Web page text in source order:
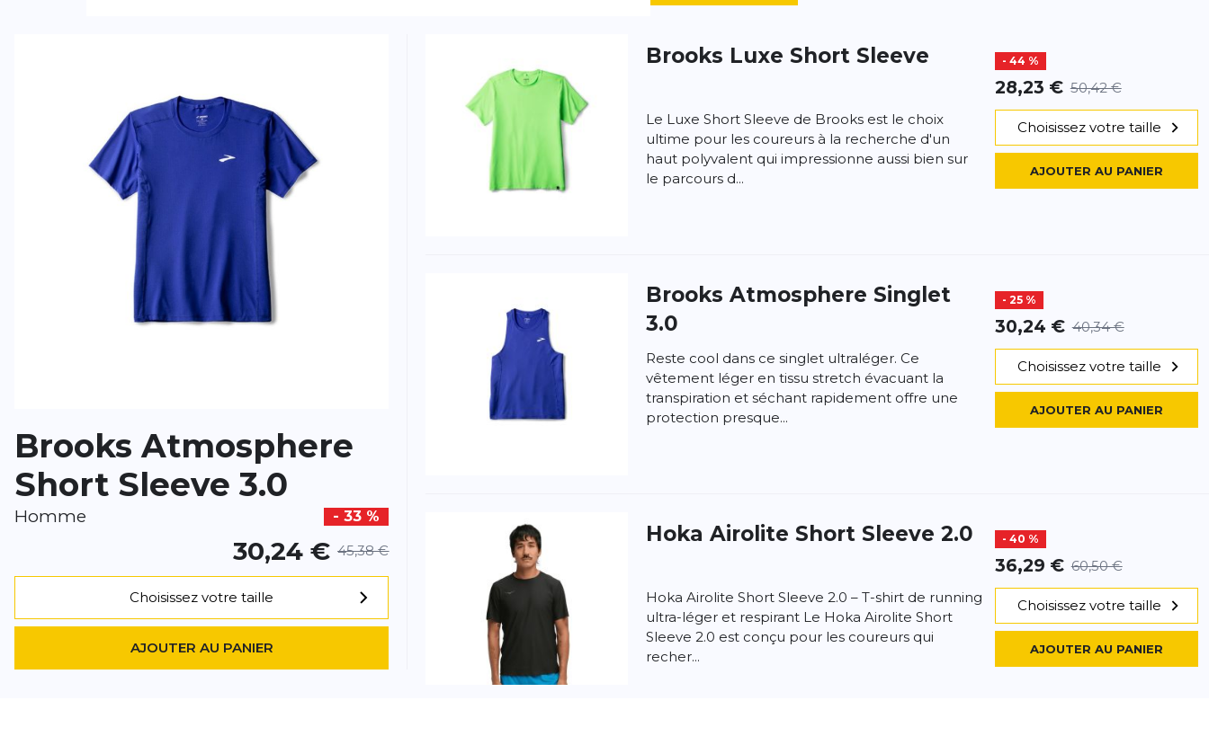
Titre de votre avis
Titre de votre avis
Votre avis detaillé
Votre avis detaillé
Ce formulaire est protégé par reCAPTCHA – Datenschutzbestimmungen
d'utilisationde Google s'appliquent.
Brooks Atmosphere
Short Sleeve 3.0
Homme - 33 %
30,24 € 45,38 €
Choisissez votre taille
AJOUTER AU PANIER
Brooks Luxe Short Sleeve - 44 %
28,23 € 50,42 €
Le Luxe Short Sleeve de Brooks est le choix
ultime pour les coureurs à la recherche d'un
haut polyvalent qui impressionne aussi bien sur
le parcours d...
Choisissez votre taille
AJOUTER AU PANIER
BrooksAtmosphere Singlet
3.0
- 25 %
30,24 € 40,34 €
Reste cool dans ce singlet ultraléger. Ce
vêtement léger en tissu stretch évacuant la
transpiration et séchant rapidement offre une
protection presque...
Choisissez votre taille
AJOUTER AU PANIER
HokaAirolite Short Sleeve 2.0 - 40 %
36,29 € 60,50 €
Hoka Airolite Short Sleeve 2.0 – T-shirt de running
ultra-léger et respirant Le Hoka Airolite Short
Sleeve 2.0 est conçu pour les coureurs qui
recher...
Choisissez votre taille
AJOUTER AU PANIER